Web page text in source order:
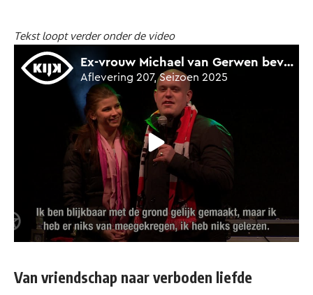
Tekst loopt verder onder de video
Van vriendschap naar verboden liefde